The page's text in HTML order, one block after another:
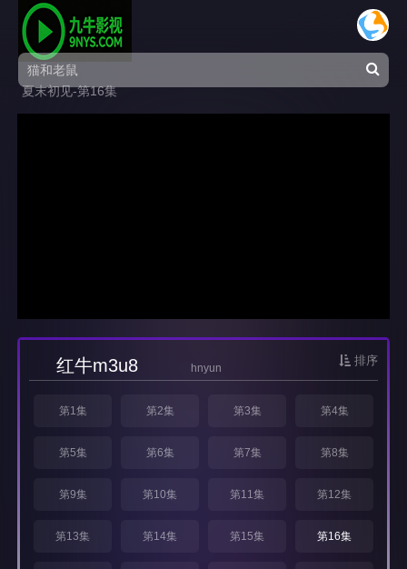
夏末初见-第16集
排序
红牛m3u8 hnyun
第1集 第2集 第3集 第4集
第5集 第6集 第7集 第8集
第9集 第10集 第11集 第12集
第13集 第14集 第15集 第16集